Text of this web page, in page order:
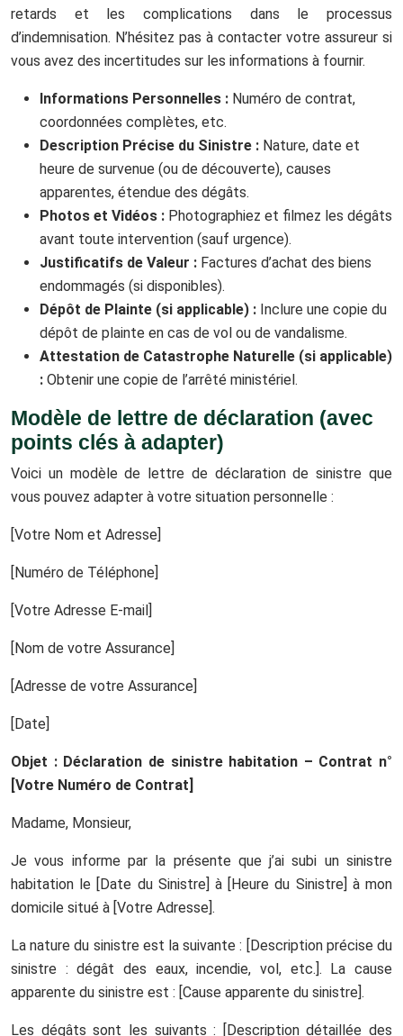
retards et les complications dans le processus
d’indemnisation. N’hésitez pas à contacter votre assureur si
vous avez des incertitudes sur les informations à fournir.
Informations Personnelles : Numéro de contrat,
coordonnées complètes, etc.
Description Précise du Sinistre : Nature, date et
heure de survenue (ou de découverte), causes
apparentes, étendue des dégâts.
Photos et Vidéos : Photographiez et filmez les dégâts
avant toute intervention (sauf urgence).
Justificatifs de Valeur : Factures d’achat des biens
endommagés (si disponibles).
Dépôt de Plainte (si applicable) : Inclure une copie du
dépôt de plainte en cas de vol ou de vandalisme.
Attestation de Catastrophe Naturelle (si applicable)
: Obtenir une copie de l’arrêté ministériel.
Modèle de lettre de déclaration (avec
points clés à adapter)
Voici un modèle de lettre de déclaration de sinistre que
vous pouvez adapter à votre situation personnelle :
[Votre Nom et Adresse]
[Numéro de Téléphone]
[Votre Adresse E-mail]
[Nom de votre Assurance]
[Adresse de votre Assurance]
[Date]
Objet : Déclaration de sinistre habitation – Contrat n°
[Votre Numéro de Contrat]
Madame, Monsieur,
Je vous informe par la présente que j’ai subi un sinistre
habitation le [Date du Sinistre] à [Heure du Sinistre] à mon
domicile situé à [Votre Adresse].
La nature du sinistre est la suivante : [Description précise du
sinistre : dégât des eaux, incendie, vol, etc.]. La cause
apparente du sinistre est : [Cause apparente du sinistre].
Les dégâts sont les suivants : [Description détaillée des